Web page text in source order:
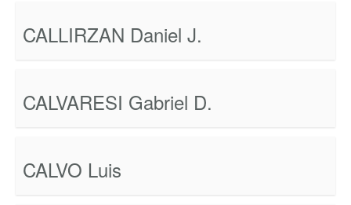
CALLIRZAN Daniel J.
CALVARESI Gabriel D.
CALVO Luis